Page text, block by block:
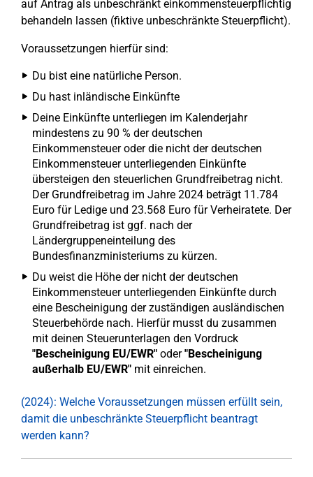
auf Antrag als unbeschränkt einkommensteuerpflichtig
behandeln lassen (fiktive unbeschränkte Steuerpflicht).
Voraussetzungen hierfür sind:
Du bist eine natürliche Person.
Du hast inländische Einkünfte
Deine Einkünfte unterliegen im Kalenderjahr
mindestens zu 90 % der deutschen
Einkommensteuer oder die nicht der deutschen
Einkommensteuer unterliegenden Einkünfte
übersteigen den steuerlichen Grundfreibetrag nicht.
Der Grundfreibetrag im Jahre 2024 beträgt 11.784
Euro für Ledige und 23.568 Euro für Verheiratete. Der
Grundfreibetrag ist ggf. nach der
Ländergruppeneinteilung des
Bundesfinanzministeriums zu kürzen.
Du weist die Höhe der nicht der deutschen
Einkommensteuer unterliegenden Einkünfte durch
eine Bescheinigung der zuständigen ausländischen
Steuerbehörde nach. Hierfür musst du zusammen
mit deinen Steuerunterlagen den Vordruck
"Bescheinigung EU/EWR" oder"Bescheinigung
außerhalb EU/EWR" mit einreichen.
(2024): Welche Voraussetzungen müssen erfüllt sein,
damit die unbeschränkte Steuerpflicht beantragt
werden kann?